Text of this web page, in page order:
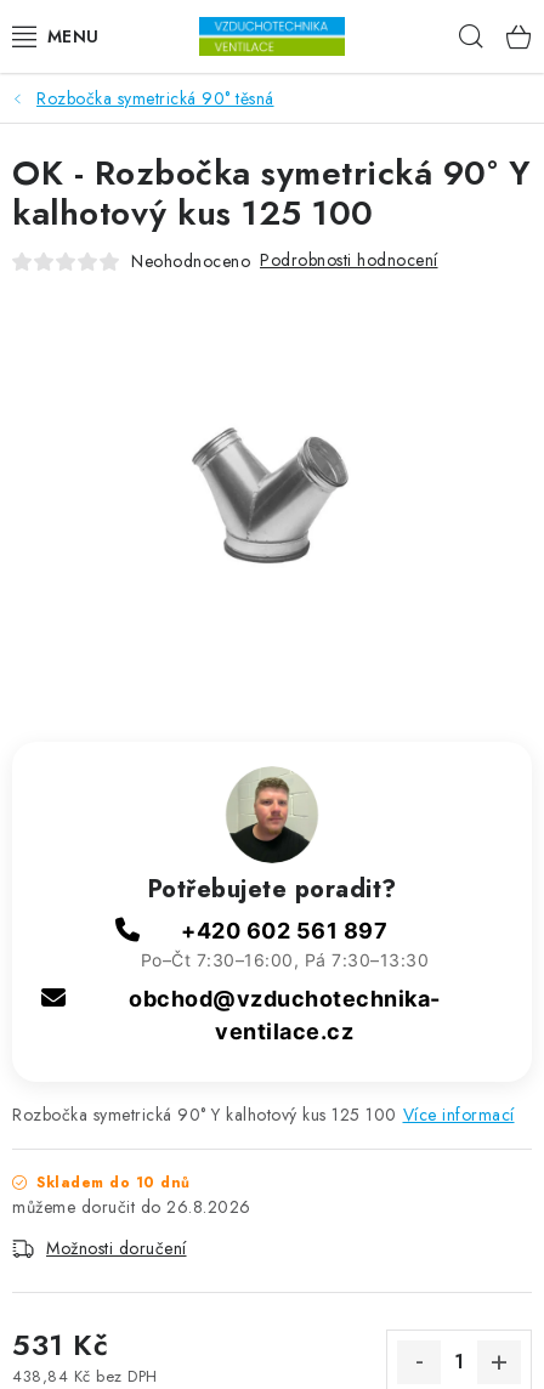
VENTILÁTORY
VZDUCHOTECHNIKA
REKUPERACE
ZVLHČOVAČE VZDUCHU PRŮMYSLOVÉ
Kontakty
Rozbočka symetrická 90° těsná
Rozbočka symetrická 90° Y kalhotový kus 125 100 Více informací
Skladem do 10 dnů
26.8.2026
Možnosti doručení
531 Kč
438,84 Kč bez DPH
OK - Rozbočka symetrická 90° Y
kalhotový kus 125 100
Neohodnoceno Podrobnosti hodnocení
Potřebujete poradit?
+420 602 561 897
Po–Čt 7:30–16:00, Pá 7:30–13:30
obchod@vzduchotechnika-
ventilace.cz